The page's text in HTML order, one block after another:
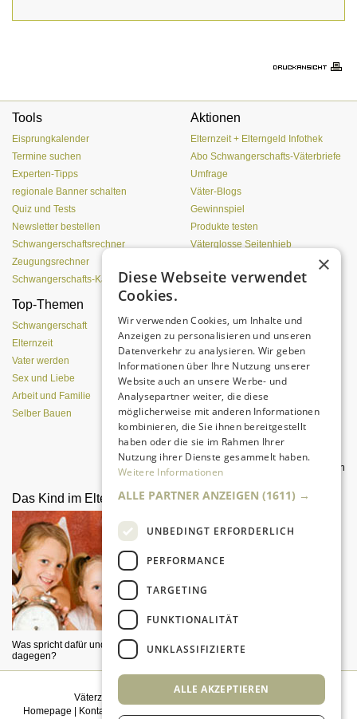
Tools
Eisprungkalender
Termine suchen
Experten-Tipps
regionale Banner schalten
Quiz und Tests
Newsletter bestellen
Schwangerschaftsrechner
Zeugungsrechner
Schwangerschafts-Kalender
Aktionen
Elternzeit + Elterngeld Infothek
Abo Schwangerschafts-Väterbriefe
Umfrage
Väter-Blogs
Gewinnspiel
Produkte testen
Väterglosse Seitenhieb
Top-Themen
Schwangerschaft
Elternzeit
Vater werden
Sex und Liebe
Arbeit und Familie
Selber Bauen
Leidenschaft
Was Väter für tollen Sex tun können
Das Kind im Elternbett
Was spricht dafür und was
dagegen?
Paartherapie
Aus Paarproblemen lernen
Väterzeit weiterempfehlen
Homepage
Kontakt
×
Diese Webseite verwendet
Cookies.
Wir verwenden Cookies, um Inhalte und
Anzeigen zu personalisieren und unseren
Datenverkehr zu analysieren. Wir geben
Informationen über Ihre Nutzung unserer
Website auch an unsere Werbe- und
Analysepartner weiter, die diese
möglicherweise mit anderen Informationen
kombinieren, die Sie ihnen bereitgestellt
haben oder die sie im Rahmen Ihrer
Nutzung ihrer Dienste gesammelt haben.
Weitere Informationen
ALLE PARTNER ANZEIGEN (1611) →
UNBEDINGT ERFORDERLICH
PERFORMANCE
TARGETING
FUNKTIONALITÄT
UNKLASSIFIZIERTE
ALLE AKZEPTIEREN